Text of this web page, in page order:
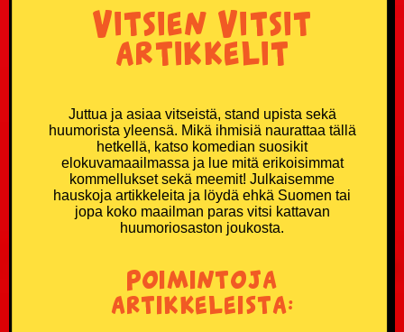
Vitsien Vitsit
artikkelit
Juttua ja asiaa vitseistä, stand upista sekä
huumorista yleensä. Mikä ihmisiä naurattaa tällä
hetkellä, katso komedian suosikit
elokuvamaailmassa ja lue mitä erikoisimmat
kommellukset sekä meemit! Julkaisemme
hauskoja artikkeleita ja löydä ehkä Suomen tai
jopa koko maailman paras vitsi kattavan
huumoriosaston joukosta.
Poimintoja
artikkeleista: